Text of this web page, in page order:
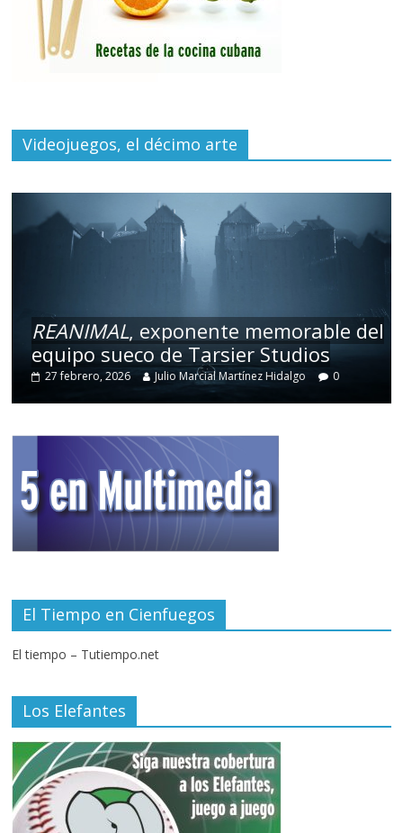
Videojuegos, el décimo arte
REANIMAL, exponente memorable del
equipo sueco de Tarsier Studios
27 febrero, 2026 Julio Marcial Martínez Hidalgo 0
El Tiempo en Cienfuegos
El tiempo – Tutiempo.net
Los Elefantes